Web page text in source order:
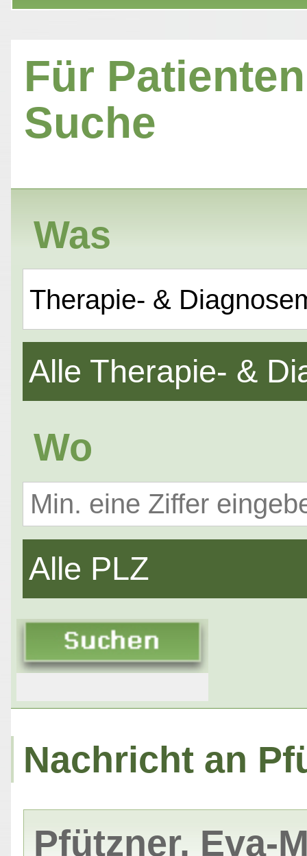
Für
Suche
Was
Therapie- &
Alle Therapie- &
Wo
Alle PLZ
Nachricht an
Pfützner, Eva-